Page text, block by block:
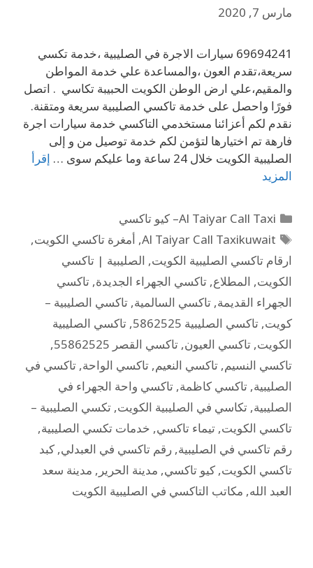
مارس 7, 2020
69694241 سيارات الاجرة في الصليبية ،خدمة تكسي
سريعة،تقدم العون ،والمساعدة علي خدمة المواطن
والمقيم،علي ارض الوطن الكويت الحبيبة تكاسي . اتصل
فورًا واحصل على خدمة تاكسي الصليبية سريعة ومتقنة.
نقدم لكم أعزائنا مستخدمي التاكسي خدمة سيارات اجرة
فارهة تم اختيارها لتؤمن لكم خدمة توصيل من و إلى
الصليبية الكويت خلال 24 ساعة وما عليكم سوى …
إقرأ
المزيد
Al Taiyar Call Taxi– كيو تاكسي
Al Taiyar Call Taxikuwait
, أمغرة تاكسي الكويت,
ارقام تاكسي الصليبية الكويت, الصليبية | تاكسي
الكويت, المطلاع, تاكسي الجهراء الجديدة, تاكسي
الجهراء القديمة, تاكسي السالمية, تاكسي الصليبية –
كويت, تاكسي الصليبية 5862525 , تاكسي الصليبية
الكويت, تاكسي العيون, تاكسي القصر 55862525
,
تاكسي النسيم, تاكسي النعيم, تاكسي الواحة, تاكسي في
الصليبية, تاكسي كاظمة, تاكسي واحة الجهراء في
الصليبية, تكاسي في الصليبية الكويت, تكسي الصليبية –
تاكسي الكويت, تيماء تاكسي, خدمات تكسي الصليبية,
رقم تاكسي في الصليبية, رقم تاكسي في العبدلي, كبد
تاكسي الكويت, كيو تاكسي, مدينة الحرير , مدينة سعد
العبد الله, مكاتب التاكسي في الصليبية الكويت